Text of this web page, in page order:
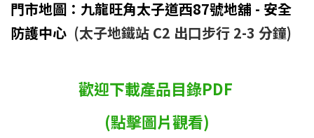
門市地圖：九龍旺角太子道西87號地舖 - 安全
防護中心 (太子地鐵站 C2 出口步行 2-3 分鐘)
歡迎下載產品目錄PDF
(點擊圖片觀看)